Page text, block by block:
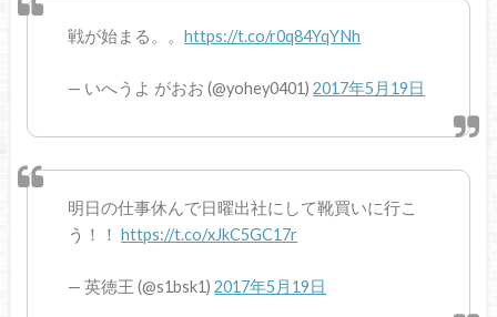
戦が始まる。。https://t.co/r0q84YqYNh
— いへうよ がおお (@yohey0401)2017年5月19日
明日の仕事休んで日曜出社にして靴買いに行こ
う！！https://t.co/xJkC5GC17r
— 英徳王 (@s1bsk1)2017年5月19日